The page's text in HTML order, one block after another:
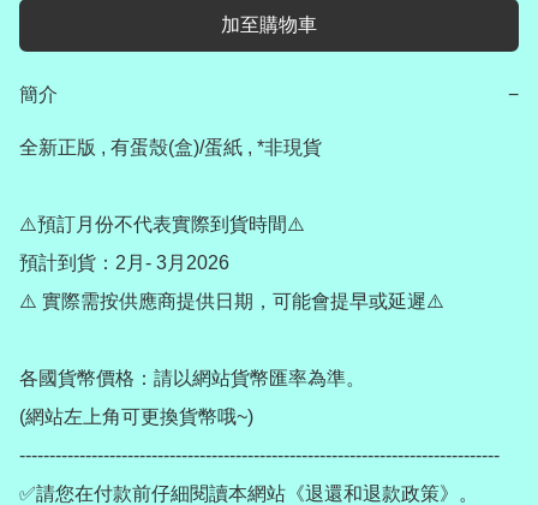
加至購物車
簡介 −
全新正版 , 有蛋殼(盒)/蛋紙 , *非現貨
⚠️預訂月份不代表實際到貨時間⚠️
預計到貨：2月- 3月2026
⚠️ 實際需按供應商提供日期，可能會提早或延遲⚠️
各國貨幣價格：請以網站貨幣匯率為準。
(網站左上角可更換貨幣哦~)
--------------------------------------------------------------------------------
✅請您在付款前仔細閱讀本網站《退還和退款政策》。